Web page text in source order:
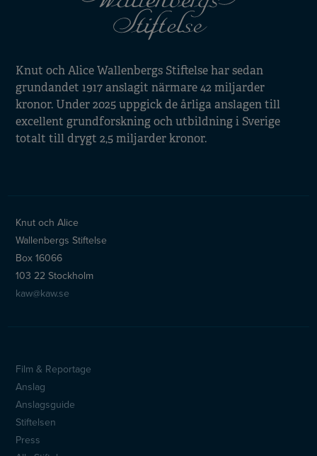
Knut och Alice Wallenbergs Stiftelse har sedan
grundandet 1917 anslagit närmare 42 miljarder
kronor. Under 2025 uppgick de årliga anslagen till
excellent grundforskning och utbildning i Sverige
totalt till drygt 2,5 miljarder kronor.
Knut och Alice
Wallenbergs Stiftelse
Box 16066
103 22 Stockholm
kaw@kaw.se
Sidfotsmeny
Film & Reportage
Anslag
Anslagsguide
Stiftelsen
Press